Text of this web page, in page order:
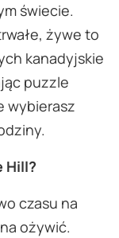
świecie.
żywe to
kanadyjskie
puzzle
wybierasz
Hill?
czasu na
ożywić.